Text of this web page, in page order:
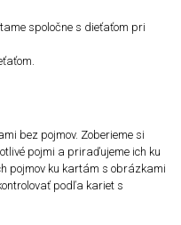
spoločne s dieťaťom pri
bez pojmov. Zoberieme si
pojmi a priraďujeme ich ku
pojmov ku kartám s obrázkami
podľa kariet s